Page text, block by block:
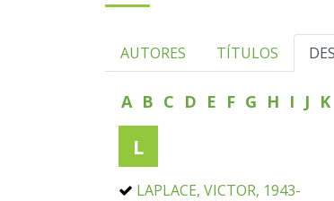
AUTORES TÍTULOS
A B C D E F G H I J K
L
LAPLACE, VICTOR, 1943-